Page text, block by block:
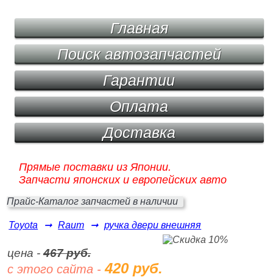
Главная
Поиск автозапчастей
Гарантии
Оплата
Доставка
Прямые поставки из Японии.
Запчасти японских и европейских авто
Прайс-Каталог запчастей в наличии
Toyota ➞ Raum ➞ ручка двери внешняя
цена -467 руб.
с этого сайта -420 руб.